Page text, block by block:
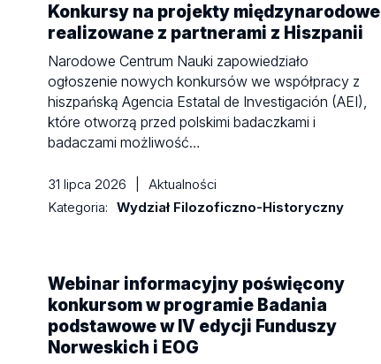
Konkursy na projekty międzynarodowe
realizowane z partnerami z Hiszpanii
Narodowe Centrum Nauki zapowiedziało
ogłoszenie nowych konkursów we współpracy z
hiszpańską Agencia Estatal de Investigación (AEI),
które otworzą przed polskimi badaczkami i
badaczami możliwość…
31 lipca 2026
Aktualności
Kategoria: Wydział Filozoficzno-Historyczny
Webinar informacyjny poświęcony
konkursom w programie Badania
podstawowe w IV edycji Funduszy
Norweskich i EOG